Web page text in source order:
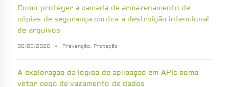
Como proteger a camada de armazenamento de
cópias de segurança contra a destruição intencional
de arquivos
06/08/2026 Prevenção, Proteção
A exploração da lógica de aplicação em APIs como
vetor cego de vazamento de dados